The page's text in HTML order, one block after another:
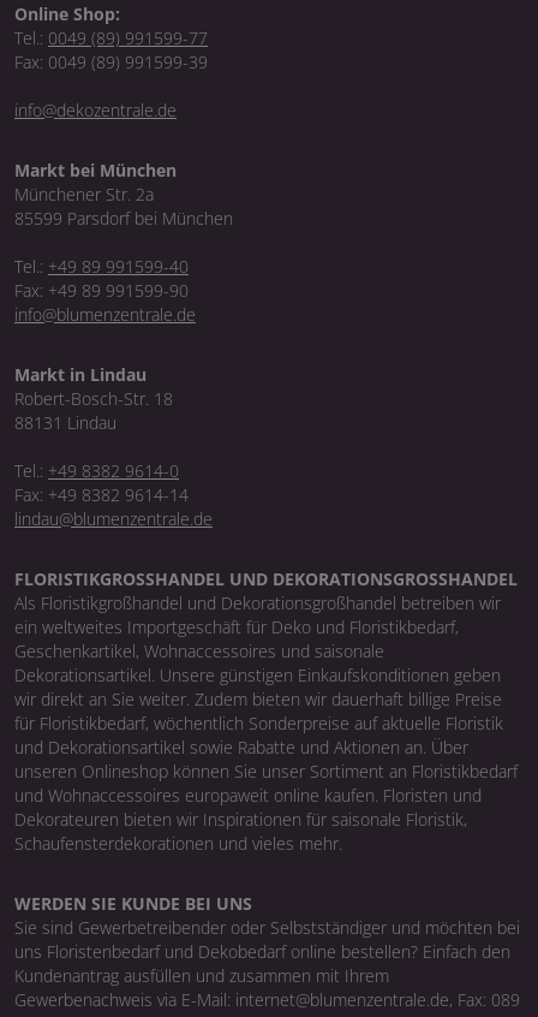
Online Shop:
Tel.: 0049 (89) 991599-77
Fax: 0049 (89) 991599-39
info@dekozentrale.de
Markt bei München
Münchener Str. 2a
85599 Parsdorf bei München
Tel.: +49 89 991599-40
Fax: +49 89 991599-90
info@blumenzentrale.de
Markt in Lindau
Robert-Bosch-Str. 18
88131 Lindau
Tel.: +49 8382 9614-0
Fax: +49 8382 9614-14
lindau@blumenzentrale.de
FLORISTIKGROSSHANDEL UND DEKORATIONSGROSSHANDEL
Als Floristikgroßhandel und Dekorationsgroßhandel betreiben wir
ein weltweites Importgeschäft für Deko und Floristikbedarf,
Geschenkartikel, Wohnaccessoires und saisonale
Dekorationsartikel. Unsere günstigen Einkaufskonditionen geben
wir direkt an Sie weiter. Zudem bieten wir dauerhaft billige Preise
für Floristikbedarf, wöchentlich Sonderpreise auf aktuelle Floristik
und Dekorationsartikel sowie Rabatte und Aktionen an. Über
unseren Onlineshop können Sie unser Sortiment an Floristikbedarf
und Wohnaccessoires europaweit online kaufen. Floristen und
Dekorateuren bieten wir Inspirationen für saisonale Floristik,
Schaufensterdekorationen und vieles mehr.
WERDEN SIE KUNDE BEI UNS
Sie sind Gewerbetreibender oder Selbstständiger und möchten bei
uns Floristenbedarf und Dekobedarf online bestellen? Einfach den
Kundenantrag ausfüllen und zusammen mit Ihrem
Gewerbenachweis via E-Mail: internet@blumenzentrale.de, Fax: 089